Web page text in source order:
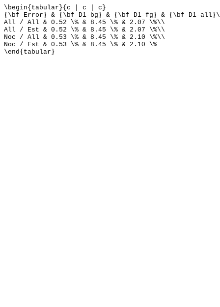
\begin{tabular}{c | c | c}
{\bf Error} & {\bf D1-bg} & {\bf D1-fg} & {\bf D1-
All / All & 0.52 \% & 8.45 \% & 2.07 \%\\
All / Est & 0.52 \% & 8.45 \% & 2.07 \%\\
Noc / All & 0.53 \% & 8.45 \% & 2.10 \%\\
Noc / Est & 0.53 \% & 8.45 \% & 2.10 \%
\end{tabular}